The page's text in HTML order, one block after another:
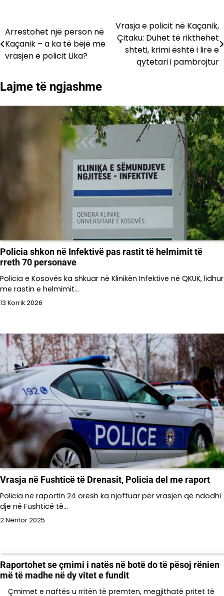
Lëvizje
te
postimet
Arrestohet një person në
Kaçanik – a ka të bëjë me
vrasjen e policit Lika?
Vrasja e policit në Kaçanik,
Çitaku: Duhet të rikthehet
shteti, krimi është i lirë e
qytetari i pambrojtur
Lajme të ngjashme
Policia shkon në Infektivë pas rastit të helmimit të
rreth 70 personave
Policia e Kosovës ka shkuar në Klinikën Infektive në QKUK, lidhur
me rastin e helmimit…
13 Korrik 2026
Vrasja në Fushticë të Drenasit, Policia del me raport
Policia në raportin 24 orësh ka njoftuar për vrasjen që ndodhi
dje në Fushticë të…
2 Nëntor 2025
Raportohet se çmimi i natës në botë do të pësoj rënien
më të madhe në dy vitet e fundit
Çmimet e naftës u rritën të premten, megjithatë pritet të